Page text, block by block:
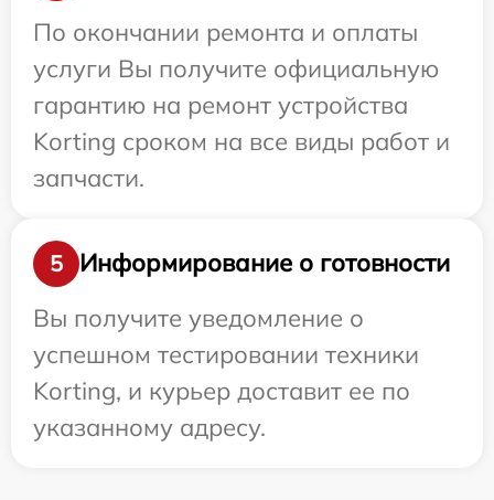
По окончании ремонта и оплаты
услуги Вы получите официальную
гарантию на ремонт устройства
Korting сроком на все виды работ и
запчасти.
5
Информирование о готовности
Вы получите уведомление о
успешном тестировании техники
Korting, и курьер доставит ее по
указанному адресу.